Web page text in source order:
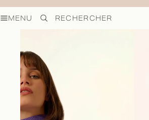
MENU RECHERCHER